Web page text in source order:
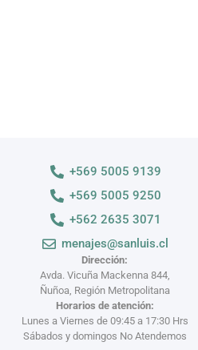
Dirección:
Avda. Vicuña Mackenna 844,
Ñuñoa, Región Metropolitana
Horarios de atención:
Lunes a Viernes de 09:45 a 17:30 Hrs
Sábados y domingos No Atendemos
+569 5005 9139
+569 5005 9250
+562 2635 3071
menajes@sanluis.cl